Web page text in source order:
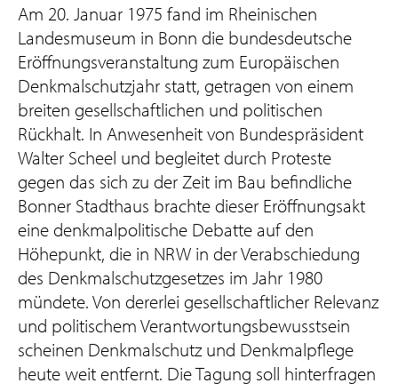
Am 20. Januar 1975 fand im Rheinischen
Landesmuseum in Bonn die bundesdeutsche
Eröffnungsveranstaltung zum Europäischen
Denkmalschutzjahr statt, getragen von einem
breiten gesellschaftlichen und politischen
Rückhalt. In Anwesenheit von Bundespräsident
Walter Scheel und begleitet durch Proteste
gegen das sich zu der Zeit im Bau befindliche
Bonner Stadthaus brachte dieser Eröffnungsakt
eine denkmalpolitische Debatte auf den
Höhepunkt, die in NRW in der Verabschiedung
des Denkmalschutzgesetzes im Jahr 1980
mündete. Von dererlei gesellschaftlicher Relevanz
und politischem Verantwortungsbewusstsein
scheinen Denkmalschutz und Denkmalpflege
heute weit entfernt. Die Tagung soll hinterfragen